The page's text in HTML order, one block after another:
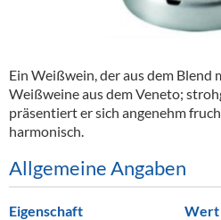
Hygieneartikel &
Ein Weißwein, der aus dem Blend
Weißweine aus dem Veneto;
präsentiert er sich angenehm
harmonisch.
Allgemeine Angaben
Eigenschaft
Wert